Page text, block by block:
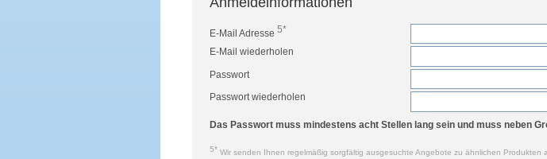
E-Mail Adresse 5*
E-Mail wiederholen
Passwort
Passwort wiederholen
Das Passwort muss mindestens acht Stellen lang sein und muss neben
5* Wir senden Ihnen regelmäßig sorgfältig ausgesuchte Angebote zu ähnlichen Produkten